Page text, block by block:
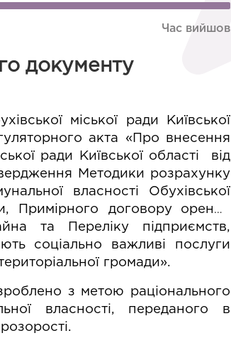
Час вийшов
документу
міської ради Київської
акта « Про внесення
ради Київської області  від
Методики розрахунку
власності Обухівської
Примірного договору
оренди
та Переліку підприємств,
соціально важливі послуги
громади».
з метою раціонального
власності, переданого в